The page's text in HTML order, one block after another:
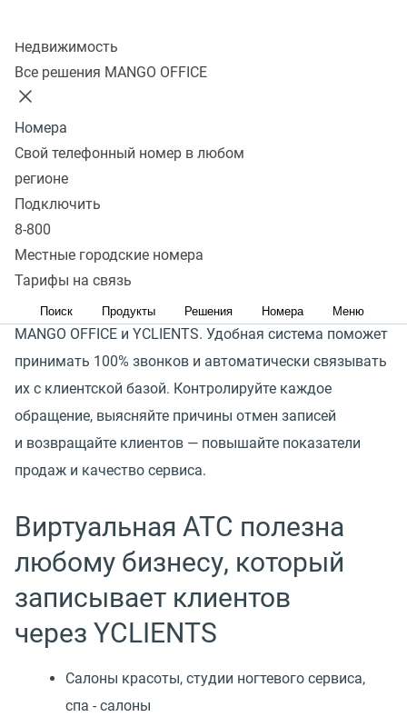
Недвижимость
Все решения MANGO OFFICE
Номера
Свой телефонный номер в любом
регионе
Подключить
8-800
Местные городские номера
Тарифы на связь
Поиск Продукты Решения Номера Меню
Бьюти-бизнес сталкивается с проблемами,
администраторов, которые пропускают входящие
и не успевают оперативно перенести запись
посетителя.
В итоге бизнес теряет и клиентов, и прибыль.
Подключайте готовую интеграцию — специально
разработанное решение для объединения телефонии
MANGO OFFICE и YCLIENTS. Удобная система поможет
принимать 100% звонков и автоматически связывать
их с клиентской базой. Контролируйте каждое
обращение, выясняйте причины отмен записей
и возвращайте клиентов — повышайте показатели
продаж и качество сервиса.
Виртуальная АТС полезна
любому бизнесу, который
записывает клиентов
через YCLIENTS
Cалоны красоты, студии ногтевого сервиса,
спа - салоны